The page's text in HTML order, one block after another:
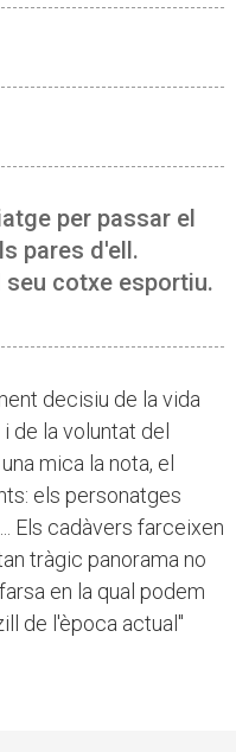
per passar el
pares d'ell.
seu cotxe esportiu.
decisiu de la vida
de la voluntat del
mica la nota, el
els personatges
Els cadàvers farceixen
tràgic panorama no
en la qual podem
de l'època actual"